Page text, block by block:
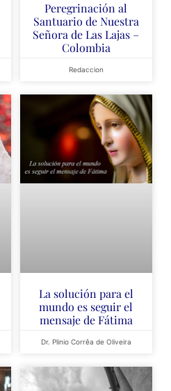
Peregrinación al
Santuario de Nuestra
Señora de Las Lajas –
Colombia
Redaccion
La solución para el
mundo es seguir el
mensaje de Fátima
Dr. Plinio Corrêa de Oliveira